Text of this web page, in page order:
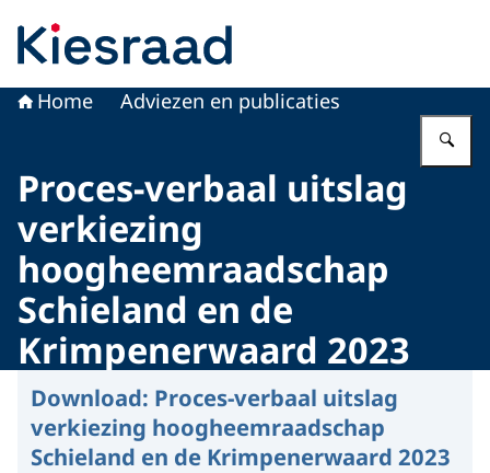
Home Adviezen en publicaties
Proces-verbaal uitslag
verkiezing
hoogheemraadschap
Schieland en de
Krimpenerwaard 2023
Download: Proces-verbaal uitslag
verkiezing hoogheemraadschap
Schieland en de Krimpenerwaard 2023